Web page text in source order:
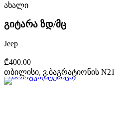
ახალი
გიტარა ზდ/მც
Jeep
₾400.00
თბილისი, ვ.ბაგრატიონის N21